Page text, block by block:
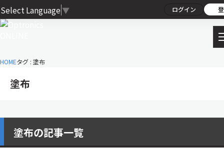
Select Language ▼ ログイン
HOMEタグ : 塗布
塗布
塗布の記事一覧